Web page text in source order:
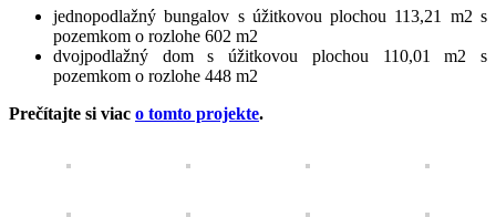
jednopodlažný bungalov s úžitkovou plochou 113,21 m2 s
pozemkom o rozlohe 602 m2
dvojpodlažný dom s úžitkovou plochou 110,01 m2 s
pozemkom o rozlohe 448 m2
Prečítajte si viac o tomto projekte.